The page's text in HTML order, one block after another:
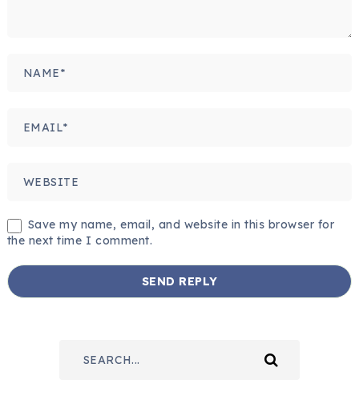
Save my name, email, and website in this browser for
the next time I comment.